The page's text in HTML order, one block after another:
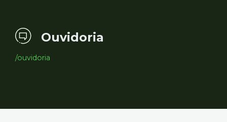
Ouvidoria
/ouvidoria